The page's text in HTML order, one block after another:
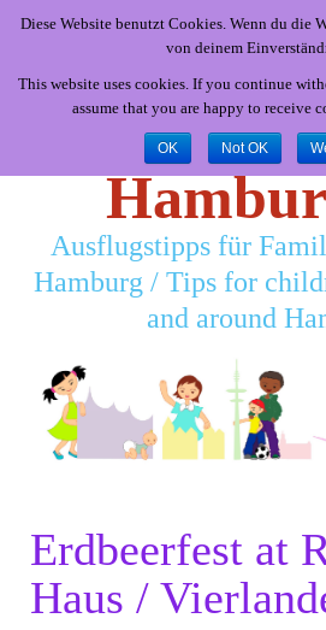
Ausflugstipps für
Hamburg / Tips for
and around
Erdbeerfest at
Haus /
Diese Website benutzt Cookies. Wenn du die
von deinem
This website uses cookies. If you continue
assume that you are happy to receive
OK Not OK